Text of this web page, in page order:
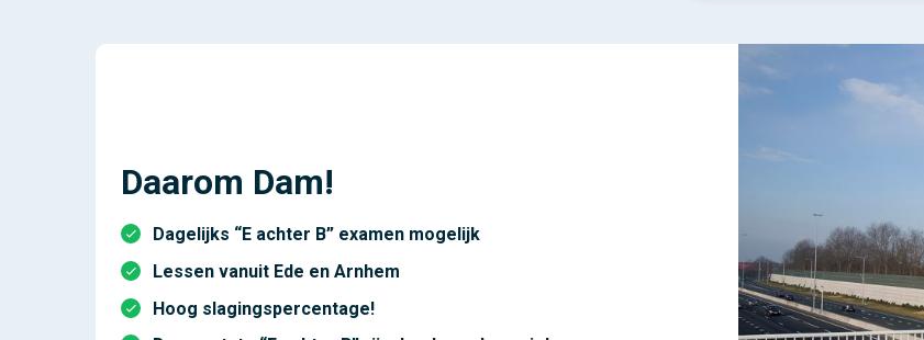
Daarom Dam!
Dagelijks “E achter B” examen mogelijk
Lessen vanuit Ede en Arnhem
Hoog slagingspercentage!